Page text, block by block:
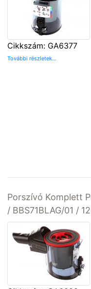
Cikkszám: GA6377
További részletek...
Porszívó Komplett
/ BBS71BLAG/01 /